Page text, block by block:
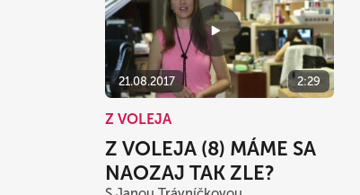
21.08.2017 2:29
Z VOLEJA
Z VOLEJA (8) MÁME SA
NAOZAJ TAK ZLE?